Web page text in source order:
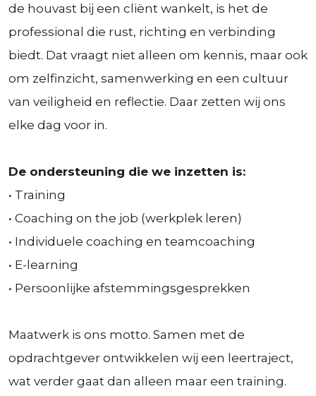
de houvast bij een cliënt wankelt, is het de
professional die rust, richting en verbinding
biedt. Dat vraagt niet alleen om kennis, maar ook
om zelfinzicht, samenwerking en een cultuur
van veiligheid en reflectie. Daar zetten wij ons
elke dag voor in.
De ondersteuning die we inzetten is:
• Training
• Coaching on the job (werkplek leren)
• Individuele coaching en teamcoaching
• E-learning
• Persoonlijke afstemmingsgesprekken
Maatwerk is ons motto. Samen met de
opdrachtgever ontwikkelen wij een leertraject,
wat verder gaat dan alleen maar een training.